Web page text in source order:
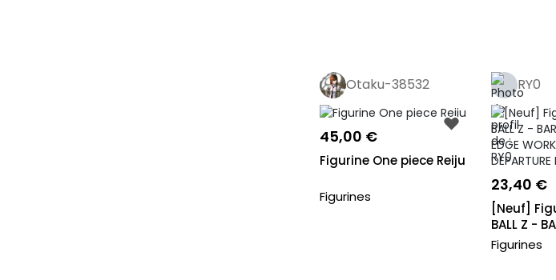
Otaku-38532
45,00 €
Figurine One piece Reiju
Figurines
RY0
23,40 €
[Neuf]
BALL Z -
EDGE...
Figurines